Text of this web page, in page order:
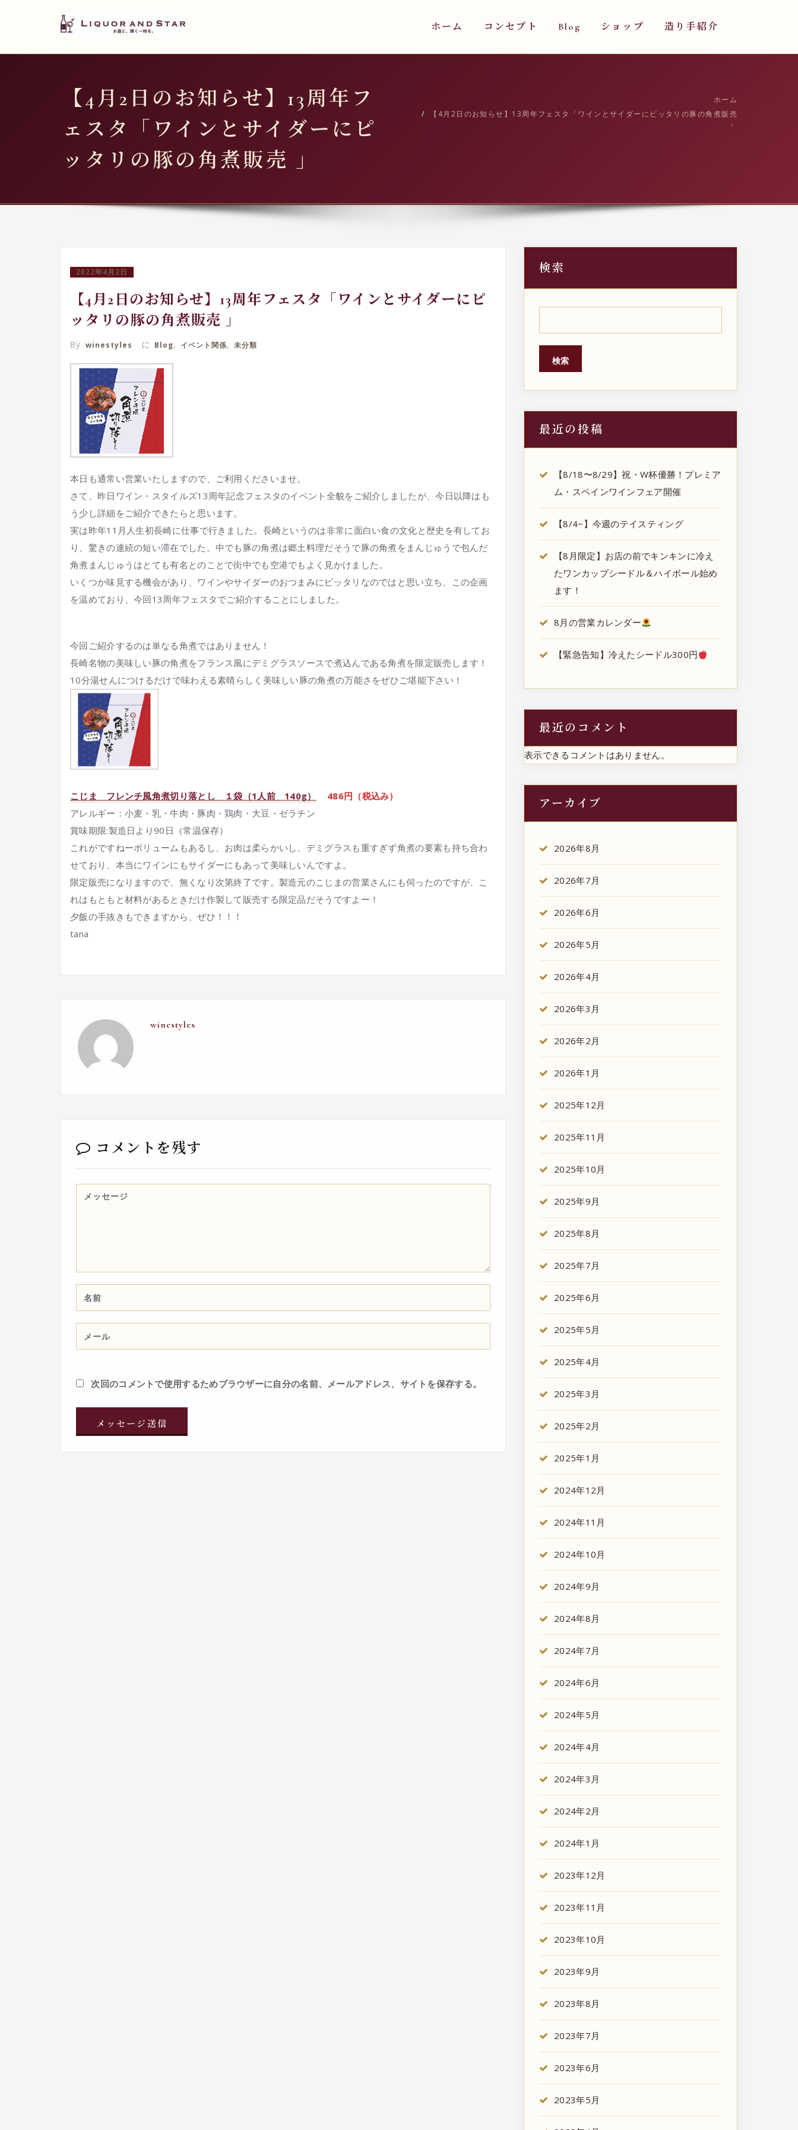
LIQUOR AND STAR
世界のリカーショップ ホーム コンセプト Blog ショップ 造り手紹介
【4月2日のお知らせ】13周年フ
ェスタ「ワインとサイダーにピ
ッタリの豚の角煮販売 」
ホーム
【4月2日のお知らせ】13周年フェスタ「ワインとサイダーにピッタリの豚の角煮販売
」
2022年4月2日
【4月2日のお知らせ】13周年フェスタ「ワインとサイダーにピ
ッタリの豚の角煮販売 」
By winestyles に Blog, イベント関係, 未分類
本日も通常い営業いたしますので、ご利用くださいませ。
さて、昨日ワイン・スタイルズ13周年記念フェスタのイベント全貌をご紹介しましたが、今日以降はも
う少し詳細をご紹介できたらと思います。
実は昨年11月人生初長崎に仕事で行きました。長崎というのは非常に面白い食の文化と歴史を有してお
り、驚きの連続の短い滞在でした。中でも豚の角煮は郷土料理だそうで豚の角煮をまんじゅうで包んだ
角煮まんじゅうはとても有名とのことで街中でも空港でもよく見かけました。
いくつか味見する機会があり、ワインやサイダーのおつまみにピッタリなのではと思い立ち、この企画
を温めており、今回13周年フェスタでご紹介することにしました。
今回ご紹介するのは単なる角煮ではありません！
長崎名物の美味しい豚の角煮をフランス風にデミグラスソースで煮込んである角煮を限定販売します！
10分湯せんにつけるだけで味わえる素晴らしく美味しい豚の角煮の万能さをぜひご堪能下さい！
こじま フレンチ風角煮切り落とし １袋（1人前 140g）
486円（税込み）
アレルギー：小麦・乳・牛肉・豚肉・鶏肉・大豆・ゼラチン
賞味期限:製造日より90日（常温保存）
これがですねーボリュームもあるし、お肉は柔らかいし、デミグラスも重すぎず角煮の要素も持ち合わ
せており、本当にワインにもサイダーにもあって美味しいんですよ。
限定販売になりますので、無くなり次第終了です。製造元のこじまの営業さんにも伺ったのですが、こ
れはもともと材料があるときだけ作製して販売する限定品だそうですよー！
夕飯の手抜きもできますから、ぜひ！！！
tana
winestyles
コメントを残す
次回のコメントで使用するためブラウザーに自分の名前、メールアドレス、サイトを保存する。
検索
検索
最近の投稿
【8/18〜8/29】祝・W杯優勝！プレミア
ム・スペインワインフェア開催
【8/4~】今週のテイスティング
【8月限定】お店の前でキンキンに冷え
たワンカップシードル＆ハイボール始め
ます！
8月の営業カレンダー
【緊急告知】冷えたシードル300円
最近のコメント
表示できるコメントはありません。
アーカイブ
2026年8月
2026年7月
2026年6月
2026年5月
2026年4月
2026年3月
2026年2月
2026年1月
2025年12月
2025年11月
2025年10月
2025年9月
2025年8月
2025年7月
2025年6月
2025年5月
2025年4月
2025年3月
2025年2月
2025年1月
2024年12月
2024年11月
2024年10月
2024年9月
2024年8月
2024年7月
2024年6月
2024年5月
2024年4月
2024年3月
2024年2月
2024年1月
2023年12月
2023年11月
2023年10月
2023年9月
2023年8月
2023年7月
2023年6月
2023年5月